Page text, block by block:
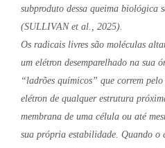
subproduto dessa queima biológica
(SULLIVAN et al., 2025).
Os radicais livres são moléculas
um elétron desemparelhado na sua
“ladrões químicos” que correm
elétron de qualquer estrutura
membrana de uma célula ou até
sua própria estabilidade. Quando o